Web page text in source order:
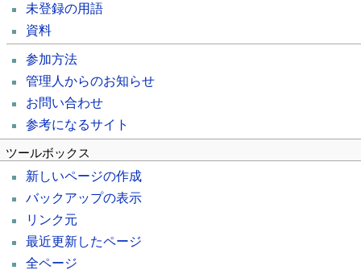
未登録の用語
資料
参加方法
管理人からのお知らせ
お問い合わせ
参考になるサイト
ツールボックス
新しいページの作成
バックアップの表示
リンク元
最近更新したページ
全ページ